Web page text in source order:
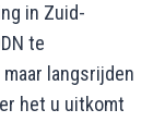
in Zuid-
te
langsrijden
het u uitkomt